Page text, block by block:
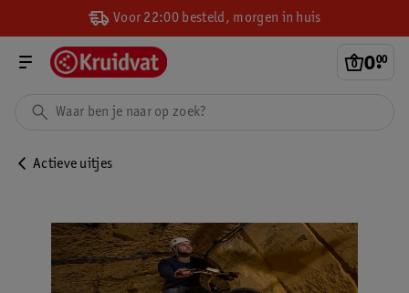
Voor 22:00 besteld, morgen in huis
0.
00
Actieve uitjes